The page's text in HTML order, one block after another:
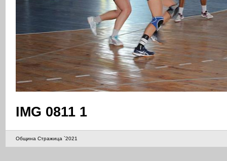
IMG 0811 1
Община Стражица `2021